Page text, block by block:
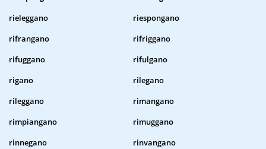
rieleggano
riespongano
rifrangano
rifriggano
rifuggano
rifulgano
rigano
rilegano
rileggano
rimangano
rimpiangano
rimuggano
rinnegano
rinvangano